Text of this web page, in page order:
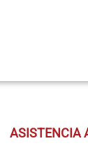
ASISTENCIA